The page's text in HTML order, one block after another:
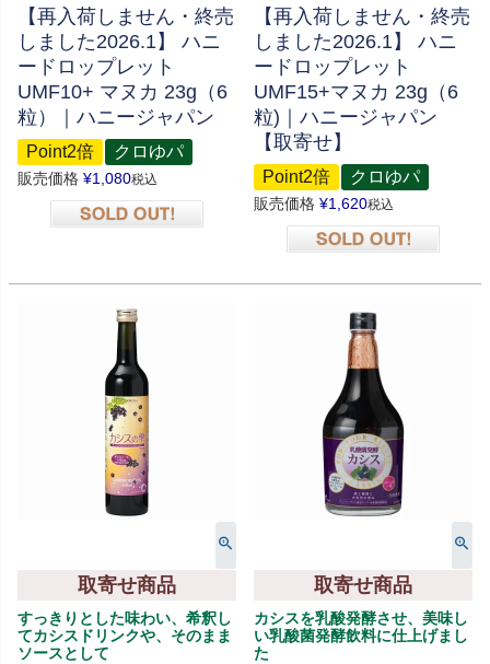
【再入荷しません・終売
しました2026.1】 ハニ
ードロップレット
UMF10+ マヌカ 23g（6
粒）｜ハニージャパン
Point2倍 クロゆパ
販売価格 ¥1,080税込
【再入荷しません・終売
しました2026.1】 ハニ
ードロップレット
UMF15+マヌカ 23g（6
粒)｜ハニージャパン
【取寄せ】
Point2倍 クロゆパ
販売価格 ¥1,620税込
取寄せ商品
すっきりとした味わい、希釈し
てカシスドリンクや、そのまま
ソースとして
取寄せ商品
カシスを乳酸発酵させ、美味し
い乳酸菌発酵飲料に仕上げまし
た